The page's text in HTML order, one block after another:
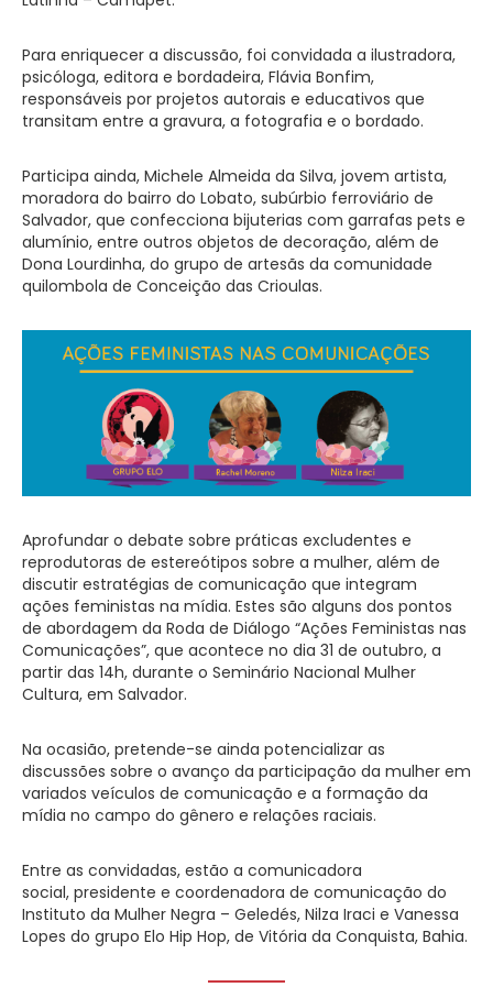
Para enriquecer a discussão, foi convidada a ilustradora,
psicóloga, editora e bordadeira, Flávia Bonfim,
responsáveis por projetos autorais e educativos que
transitam entre a gravura, a fotografia e o bordado.
Participa ainda, Michele Almeida da Silva, jovem artista,
moradora do bairro do Lobato, subúrbio ferroviário de
Salvador, que confecciona bijuterias com garrafas pets e
alumínio, entre outros objetos de decoração, além de
Dona Lourdinha, do grupo de artesãs da comunidade
quilombola de Conceição das Crioulas.
Aprofundar o debate sobre práticas excludentes e
reprodutoras de estereótipos sobre a mulher, além de
discutir estratégias de comunicação que integram
ações feministas na mídia. Estes são alguns dos pontos
de abordagem da Roda de Diálogo “Ações Feministas nas
Comunicações”, que acontece no dia 31 de outubro, a
partir das 14h, durante o Seminário Nacional Mulher
Cultura, em Salvador.
Na ocasião, pretende-se ainda potencializar as
discussões sobre o avanço da participação da mulher em
variados veículos de comunicação e a formação da
mídia no campo do gênero e relações raciais.
Entre as convidadas, estão a comunicadora
social, presidente e coordenadora de comunicação do
Instituto da Mulher Negra – Geledés, Nilza Iraci e Vanessa
Lopes do grupo Elo Hip Hop, de Vitória da Conquista, Bahia.